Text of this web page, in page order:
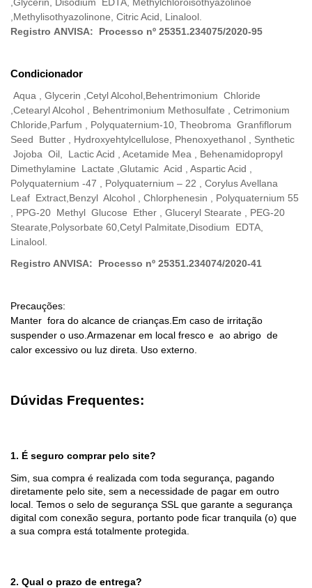
,Methylisothyazolinone, Citric Acid, Linalool.
Registro ANVISA: Processo nº 25351.234075/2020-95
Condicionador
Aqua , Glycerin ,Cetyl Alcohol,Behentrimonium Chloride
,Cetearyl Alcohol , Behentrimonium Methosulfate , Cetrimonium
Chloride,Parfum , Polyquaternium-10, Theobroma Granfiflorum
Seed Butter , Hydroxyehtylcellulose, Phenoxyethanol , Synthetic
Jojoba Oil, Lactic Acid , Acetamide Mea , Behenamidopropyl
Dimethylamine Lactate ,Glutamic Acid , Aspartic Acid ,
Polyquaternium -47 , Polyquaternium – 22 , Corylus Avellana
Leaf Extract,Benzyl Alcohol , Chlorphenesin , Polyquaternium 55
, PPG-20 Methyl Glucose Ether , Gluceryl Stearate , PEG-20
Stearate,Polysorbate 60,Cetyl Palmitate,Disodium EDTA,
Linalool.
Registro ANVISA: Processo nº 25351.234074/2020-41
Precauções:
Manter fora do alcance de crianças.Em caso de irritação
suspender o uso.Armazenar em local fresco e ao abrigo de
calor excessivo ou luz direta. Uso externo.
Dúvidas Frequentes:
1. É seguro comprar pelo site?
Sim, sua compra é realizada com toda segurança, pagando
diretamente pelo site, sem a necessidade de pagar em outro
local. Temos o selo de segurança SSL que garante a segurança
digital com conexão segura, portanto pode ficar tranquila (o) que
a sua compra está totalmente protegida.
2. Qual o prazo de entrega?